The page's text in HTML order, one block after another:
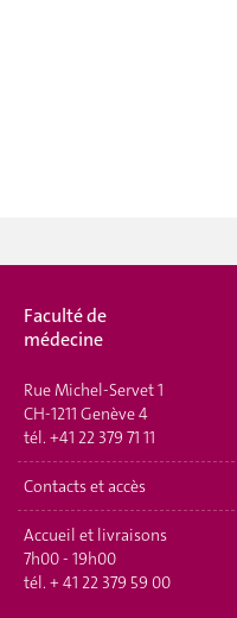
Faculté de
médecine
Rue Michel-Servet 1
CH-1211 Genève 4
tél. +41 22 379 71 11
Contacts et accès
Accueil et livraisons
7h00 - 19h00
tél. + 41 22 379 59 00